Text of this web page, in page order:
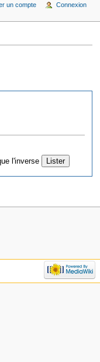
l'inverse
un compte Connexion